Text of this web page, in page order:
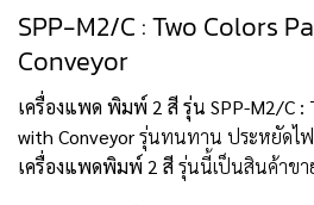
SPP-M2/C : Two Colors
Conveyor
เครื่องแพด พิมพ์ 2 สี รุ่น SPP-M2/C :
with Conveyorรุ่นทนทาน ประหยัดไ
เครื่องแพดพิมพ์ 2 สีรุ่นนี้เป็นสินค้าขา